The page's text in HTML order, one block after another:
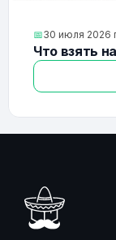
📅30 июля 2026
Что взять